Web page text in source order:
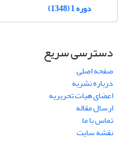
دوره 1 (1348)
دسترسی سریع
صفحه اصلی
درباره نشریه
اعضای هیات تحریریه
ارسال مقاله
تماس با ما
نقشه سایت